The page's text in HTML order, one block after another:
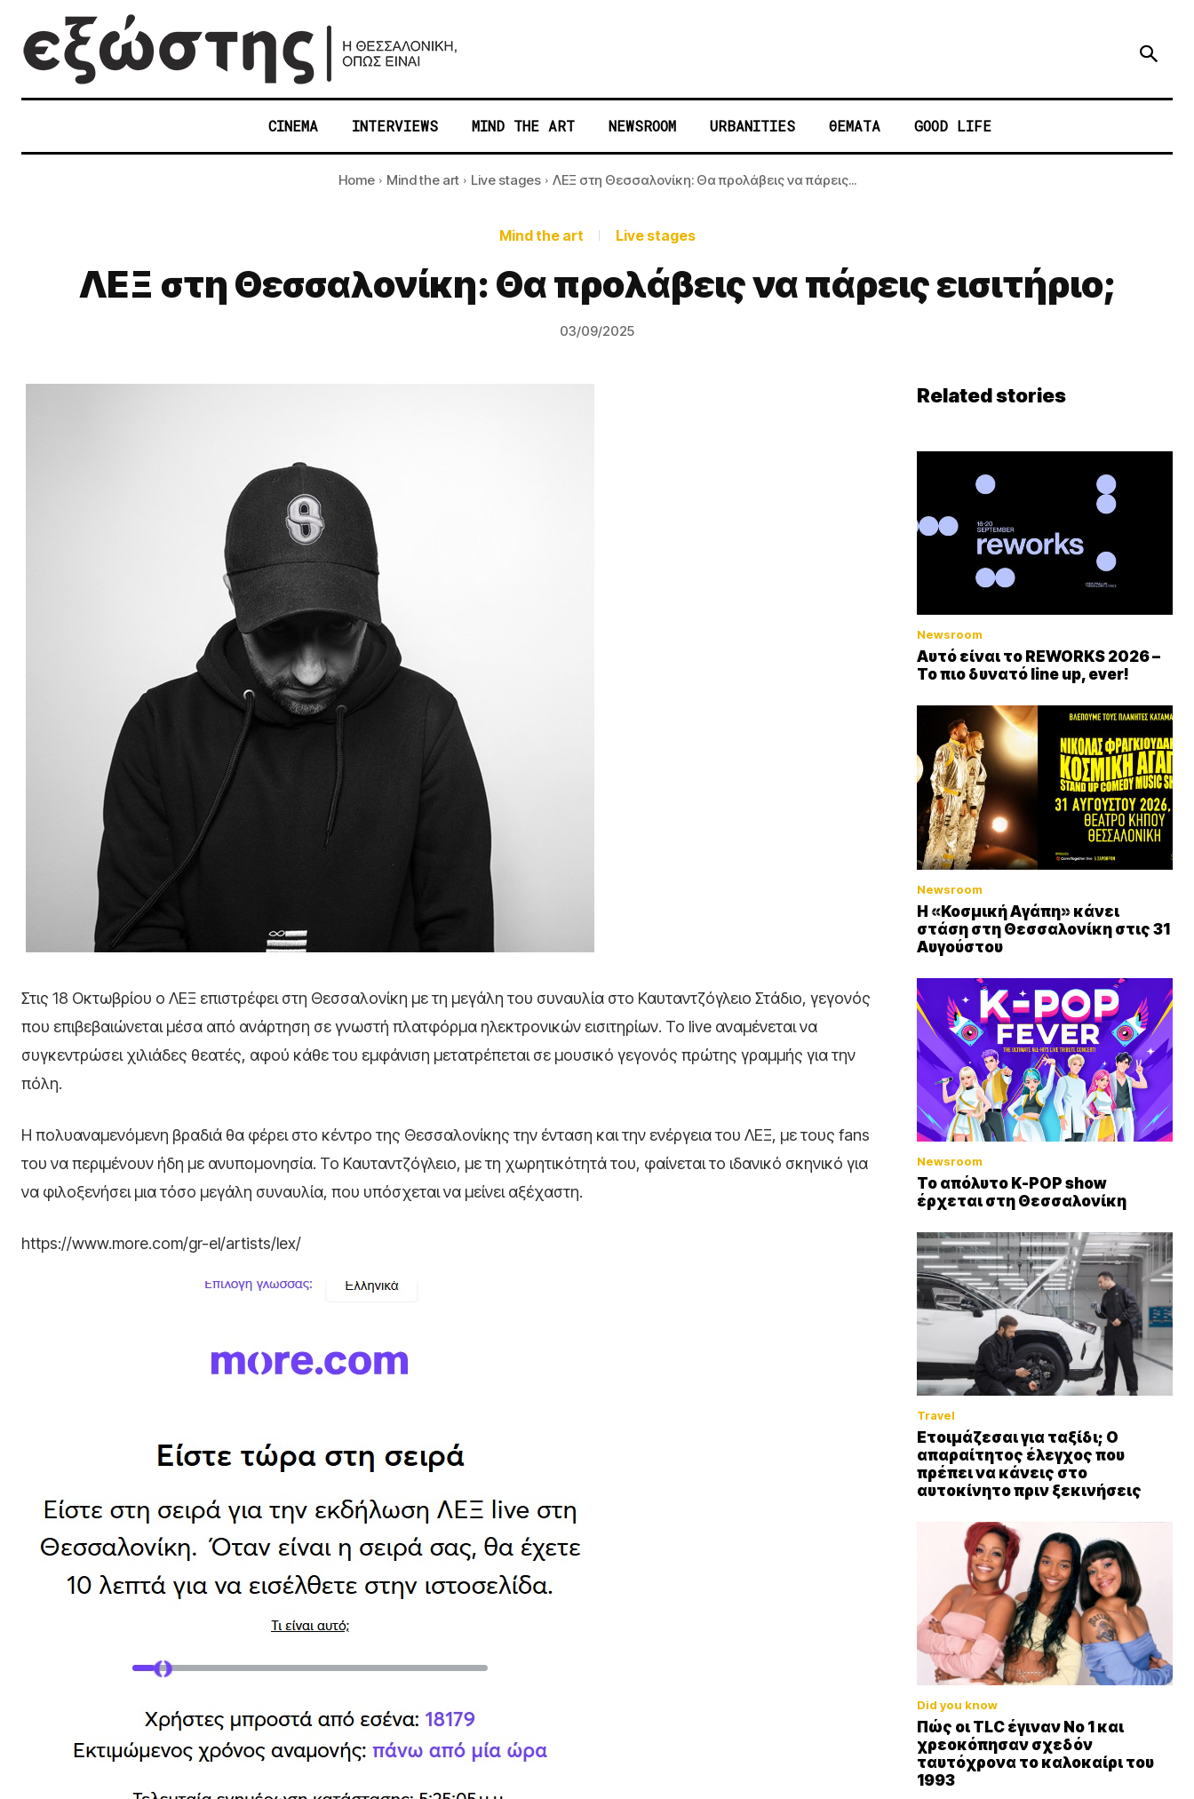
CINEMA INTERVIEWS MIND THE ART NEWSROOM URBANITIES ΘΕΜΑΤΑ GOOD LIFE
Home Mind the art Live stages ΛΕΞ στη Θεσσαλονίκη: Θα προλάβεις να πάρεις...
Mind the art Live stages
ΛΕΞ στη Θεσσαλονίκη: Θα προλάβεις να πάρεις εισιτήριο;
03/09/2025
Στις 18 Οκτωβρίου ο ΛΕΞ επιστρέφει στη Θεσσαλονίκη με τη μεγάλη του συναυλία στο Καυταντζόγλειο Στάδιο, γεγονός
που επιβεβαιώνεται μέσα από ανάρτηση σε γνωστή πλατφόρμα ηλεκτρονικών εισιτηρίων. Το live αναμένεται να
συγκεντρώσει χιλιάδες θεατές, αφού κάθε του εμφάνιση μετατρέπεται σε μουσικό γεγονός πρώτης γραμμής για την
πόλη.
Η πολυαναμενόμενη βραδιά θα φέρει στο κέντρο της Θεσσαλονίκης την ένταση και την ενέργεια του ΛΕΞ, με τους fans
του να περιμένουν ήδη με ανυπομονησία. Το Καυταντζόγλειο, με τη χωρητικότητά του, φαίνεται το ιδανικό σκηνικό για
να φιλοξενήσει μια τόσο μεγάλη συναυλία, που υπόσχεται να μείνει αξέχαστη.
https://www.more.com/gr-el/artists/lex/
Related stories
Newsroom
Αυτό είναι το REWORKS 2026 –
Το πιο δυνατό line up, ever!
Newsroom
Η «Κοσμική Αγάπη» κάνει
στάση στη Θεσσαλονίκη στις 31
Αυγούστου
Newsroom
Το απόλυτο K-POP show
έρχεται στη Θεσσαλονίκη
Travel
Ετοιμάζεσαι για ταξίδι; Ο
απαραίτητος έλεγχος που
πρέπει να κάνεις στο
αυτοκίνητο πριν ξεκινήσεις
Did you know
Πώς οι TLC έγιναν Νο 1 και
χρεοκόπησαν σχεδόν
ταυτόχρονα το καλοκαίρι του
1993